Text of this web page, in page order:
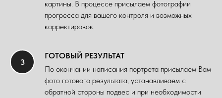
картины. В процессе присылаем фотографии
прогресса для вашего контроля и возможных
корректировок.
ГОТОВЫЙ РЕЗУЛЬТАТ
По окончании написания портрета присылаем Вам
фото готового результата, устанавливаем с
обратной стороны подвес и при необходимости